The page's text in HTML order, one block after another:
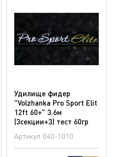
Удилище фидер
"Volzhanka Pro Sport Elit
12ft 60+" 3.6м
(3секции+3) тест 60гр
Артикул 040-1010